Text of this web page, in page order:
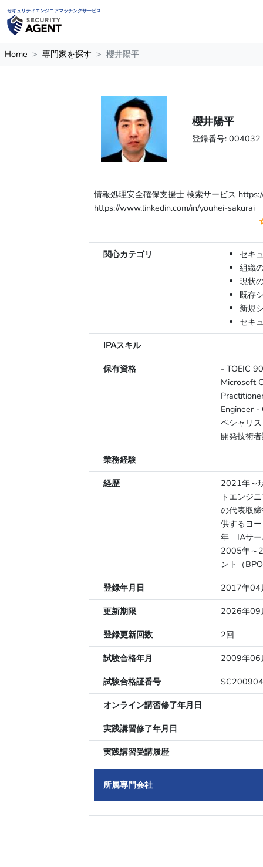
セキュリティエンジニアマッチングサービス
Home 専門家を探す 櫻井陽平
櫻井陽平
登録番号: 004032
情報処理安全確保支援士 検索サービス
https://www.linkedin.com/in/youhei-sakurai
関心カテゴリ
セキ
組織
現状
既存
新規
セキ
IPAスキル
保有資格
- TOEIC
Microsoft
Engineer -
ペシャリ
開発技術
業務経験
経歴
2021年～
トエンジ
の代表取
供するヨ
年 IAサー
2005年～
ント（
登録年月日
2017年04
更新期限
2026年09
登録更新回数
2回
試験合格年月
2009年06
試験合格証番号
オンライン講習修了年月日
実践講習修了年月日
実践講習受講履歴
所属専門会社